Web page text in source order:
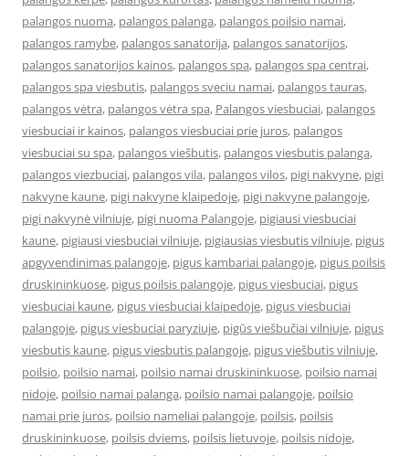
palangos nuoma, palangos palanga, palangos poilsio namai,
palangos ramybe, palangos sanatorija, palangos sanatorijos,
palangos sanatorijos kainos, palangos spa, palangos spa centrai,
palangos spa viesbutis, palangos sveciu namai, palangos tauras,
palangos vėtra, palangos vėtra spa, Palangos viesbuciai, palangos
viesbuciai ir kainos, palangos viesbuciai prie juros, palangos
viesbuciai su spa, palangos viešbutis, palangos viesbutis palanga,
palangos viezbuciai, palangos vila, palangos vilos, pigi nakvyne, pigi
nakvyne kaune, pigi nakvyne klaipedoje, pigi nakvyne palangoje,
pigi nakvynė vilniuje, pigi nuoma Palangoje, pigiausi viesbuciai
kaune, pigiausi viesbuciai vilniuje, pigiausias viesbutis vilniuje, pigus
apgyvendinimas palangoje, pigus kambariai palangoje, pigus poilsis
druskininkuose, pigus poilsis palangoje, pigus viesbuciai, pigus
viesbuciai kaune, pigus viesbuciai klaipedoje, pigus viesbuciai
palangoje, pigus viesbuciai paryziuje, pigūs viešbučiai vilniuje, pigus
viesbutis kaune, pigus viesbutis palangoje, pigus viešbutis vilniuje,
poilsio, poilsio namai, poilsio namai druskininkuose, poilsio namai
nidoje, poilsio namai palanga, poilsio namai palangoje, poilsio
namai prie juros, poilsio nameliai palangoje, poilsis, poilsis
druskininkuose, poilsis dviems, poilsis lietuvoje, poilsis nidoje,